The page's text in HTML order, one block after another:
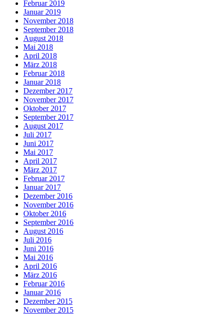
Februar 2019
Januar 2019
November 2018
September 2018
August 2018
Mai 2018
April 2018
März 2018
Februar 2018
Januar 2018
Dezember 2017
November 2017
Oktober 2017
September 2017
August 2017
Juli 2017
Juni 2017
Mai 2017
April 2017
März 2017
Februar 2017
Januar 2017
Dezember 2016
November 2016
Oktober 2016
September 2016
August 2016
Juli 2016
Juni 2016
Mai 2016
April 2016
März 2016
Februar 2016
Januar 2016
Dezember 2015
November 2015